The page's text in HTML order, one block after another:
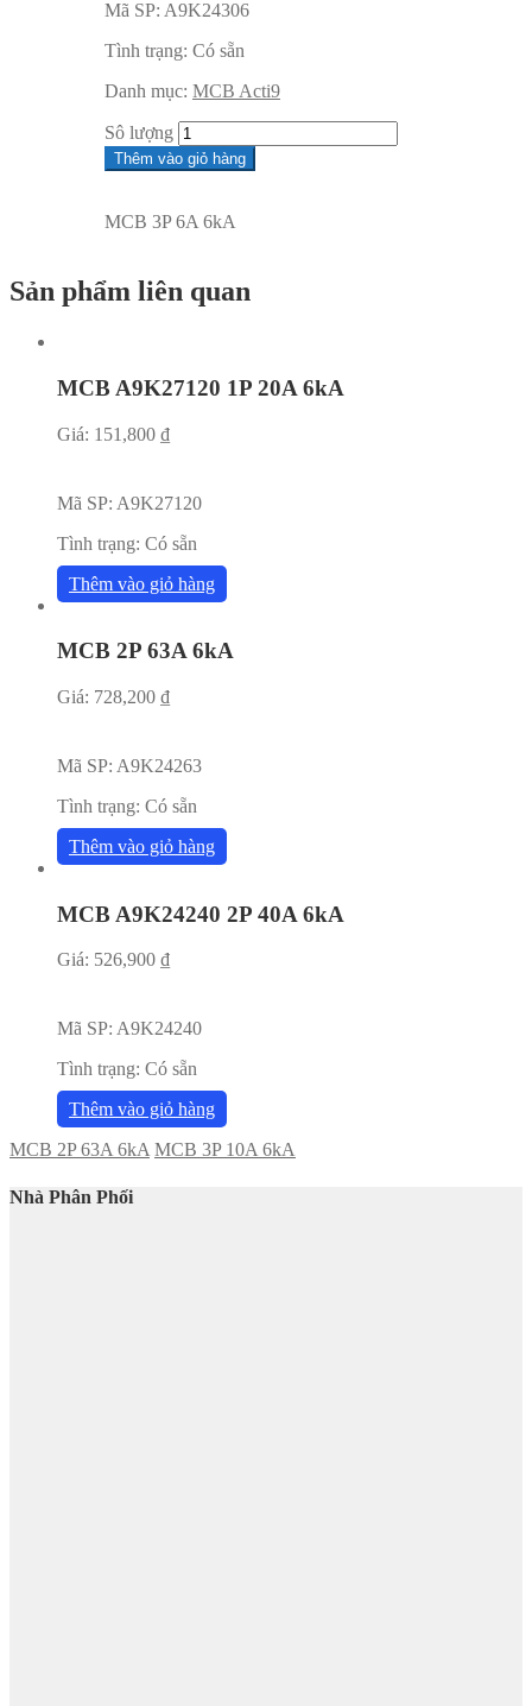
Mã SP: A9K24306
Tình trạng: Có sẵn
Danh mục: MCB Acti9
Sô lượng
Thêm vào giỏ hàng
MCB 3P 6A 6kA
Sản phẩm liên quan
MCB A9K27120 1P 20A 6kA
Giá: 151,800 ₫
Mã SP: A9K27120
Tình trạng: Có sẵn
Thêm vào giỏ hàng
MCB 2P 63A 6kA
Giá: 728,200 ₫
Mã SP: A9K24263
Tình trạng: Có sẵn
Thêm vào giỏ hàng
MCB A9K24240 2P 40A 6kA
Giá: 526,900 ₫
Mã SP: A9K24240
Tình trạng: Có sẵn
Thêm vào giỏ hàng
MCB 2P 63A 6kA MCB 3P 10A 6kA
Nhà Phân Phối